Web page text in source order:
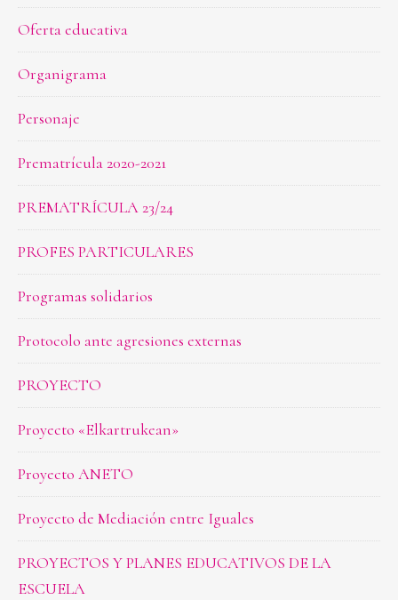
Oferta educativa
Organigrama
Personaje
Prematrícula 2020-2021
PREMATRÍCULA 23/24
PROFES PARTICULARES
Programas solidarios
Protocolo ante agresiones externas
PROYECTO
Proyecto «Elkartrukean»
Proyecto ANETO
Proyecto de Mediación entre Iguales
PROYECTOS Y PLANES EDUCATIVOS DE LA
ESCUELA